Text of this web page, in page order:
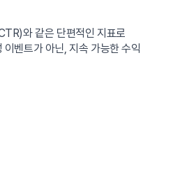
와 같은 단편적인 지표로
벤트가 아닌, 지속 가능한 수익